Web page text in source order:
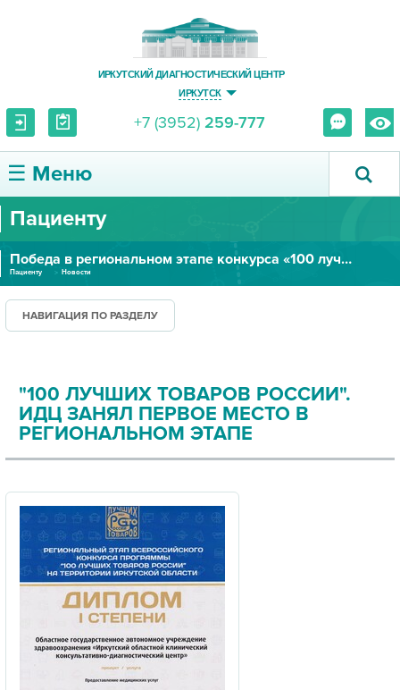
ИРКУТСКИЙ ДИАГНОСТИЧЕСКИЙ ЦЕНТР
ИРКУТСК
+7 (3952) 259-777
☰ Меню
О ЦЕНТРЕ
УСЛУГИ И ЦЕНЫ
ПАЦИЕНТУ
ПРАВОВАЯ ИНФОРМАЦИЯ
Пациенту
Победа в региональном этапе конкурса «100 лучших товаров»
Пациенту Новости
НАВИГАЦИЯ ПО РАЗДЕЛУ
"100 ЛУЧШИХ ТОВАРОВ РОССИИ".
ИДЦ ЗАНЯЛ ПЕРВОЕ МЕСТО В
РЕГИОНАЛЬНОМ ЭТАПЕ